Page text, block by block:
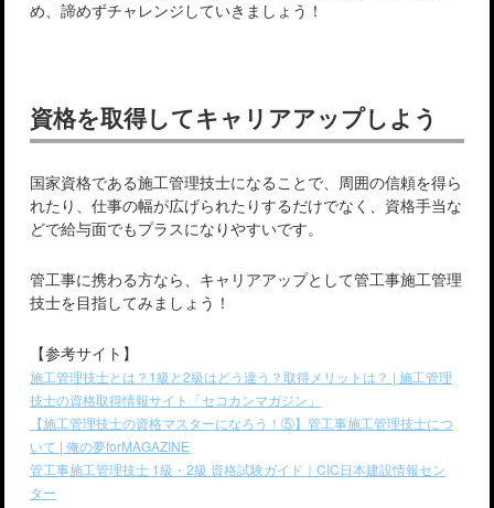
め、諦めずチャレンジしていきましょう！
資格を取得してキャリアアップしよう
国家資格である施工管理技士になることで、周囲の信頼を得ら
れたり、仕事の幅が広げられたりするだけでなく、資格手当な
どで給与面でもプラスになりやすいです。
管工事に携わる方なら、キャリアアップとして管工事施工管理
技士を目指してみましょう！
【参考サイト】
施工管理技士とは？1級と2級はどう違う？取得メリットは？ | 施工管理
技士の資格取得情報サイト「セコカンマガジン」
【施工管理技士の資格マスターになろう！⑤】管工事施工管理技士につ
いて | 俺の夢forMAGAZINE
管工事施工管理技士 1級・2級 資格試験ガイド｜CIC日本建設情報セン
ター